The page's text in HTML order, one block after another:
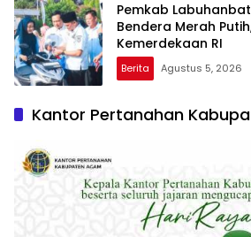
Pemkab
Bendera Merah
Kemerdekaan RI
Berita Agustus 5, 2026
Kantor Pertanahan